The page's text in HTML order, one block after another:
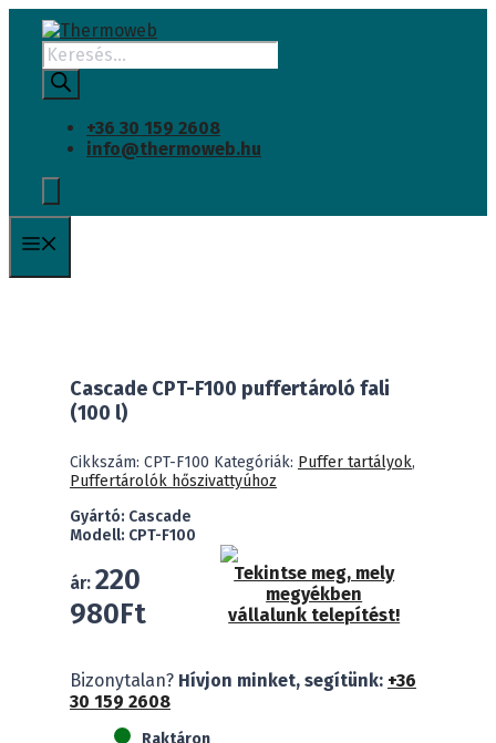
Kilépés
tartalomba
Products
search
+36 30 159 2608
info@thermoweb.hu
Cascade CPT-F100 puffertároló fali
(100 l)
Cikkszám: CPT-F100 Kategóriák: Puffer tartályok,
Puffertárolók hőszivattyúhoz
Gyártó: Cascade
Modell: CPT-F100
ár: 220
980Ft
CPT-
F100
puffertároló
Tekintse meg, mely
megyékben
vállalunk telepítést!
Bizonytalan? Hívjon minket, segítünk: +36
30 159 2608
Raktáron